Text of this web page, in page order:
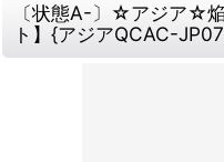
〔状態A-〕☆アジア☆
ト】{アジアQCAC-